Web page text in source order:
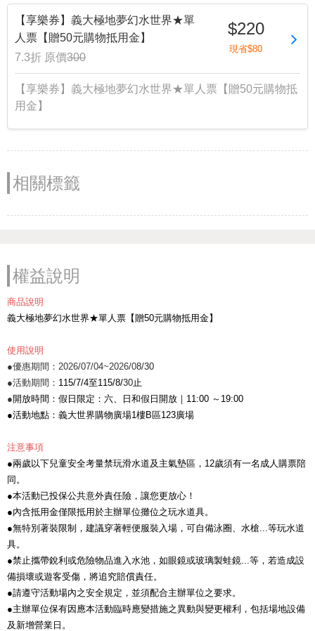
【享樂券】義大極地夢幻水世界★單
人票【贈50元購物抵用金】
7.3折 原價300
$220
現省$80
【享樂券】義大極地夢幻水世界★單人票【贈50元購物抵
用金】
相關標籤
權益說明
商品說明
義大極地夢幻水世界★單人票【贈50元購物抵用金】
使用說明
●優惠期間：2026/07/04~2026/08/30
●活動期間： 115/7/4至115/8/30止
●開放時間：假日限定：六、日和假日開放｜11:00 ～19:00
●活動地點：義大世界購物廣場1樓B區123廣場
注意事項
●兩歲以下兒童安全考量禁玩滑水道及主氣墊區，12歲須有一名成人購票陪
同。
●本活動已投保公共意外責任險，讓您更放心！
●內含抵用金僅限抵用於主辦單位攤位之玩水道具。
●無特別著裝限制，建議穿著輕便服裝入場，可自備泳圈、水槍...等玩水道
具。
●禁止攜帶銳利或危險物品進入水池，如眼鏡或玻璃製蛙鏡...等，若造成設
備損壞或遊客受傷，將追究賠償責任。
●請遵守活動場內之安全規定，並須配合主辦單位之要求。
●主辦單位保有因應本活動臨時應變措施之異動與變更權利，包括場地設備
及新增營業日。